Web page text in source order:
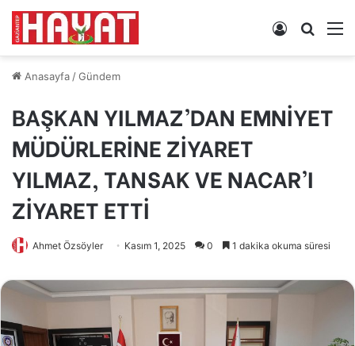
Arama
Kayıt
Anasayfa/Gündem
BAŞKAN YILMAZ’DAN EMNİYET
MÜDÜRLERİNE ZİYARET
YILMAZ, TANSAK VE NACAR’I
ZİYARET ETTİ
Ahmet Özsöyler Kasım 1, 2025 0 1 dakika okuma süresi